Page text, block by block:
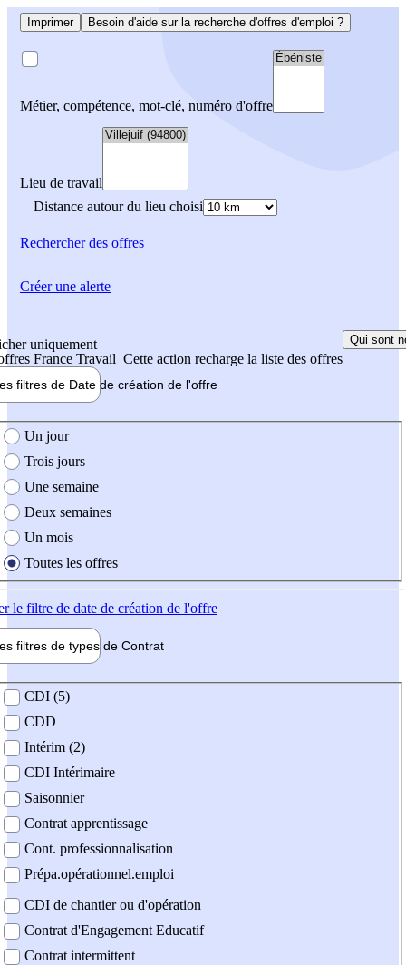
Imprimer Besoin d'aide sur la recherche d'offres d'emploi ?
Métier, compétence, mot-clé, numéro d'offre
Lieu de travail
Distance autour du lieu choisi
Rechercherdes offres
uniquement
France Travail Cette action recharge la liste des offres
Qui sont
filtres de Date de création de l'offre
création de l'offre
Un jour
Trois jours
Une semaine
Deux semaines
Un mois
Toutes les offres
le filtre de date de création de l'offre
filtres de types de Contrat
contrat
CDI (5)
CDD
Intérim (2)
CDI Intérimaire
Saisonnier
Contrat apprentissage
Cont. professionnalisation
Prépa.opérationnel.emploi
CDI de chantier ou d'opération
Contrat d'Engagement Educatif
Contrat intermittent
Créer une alerte